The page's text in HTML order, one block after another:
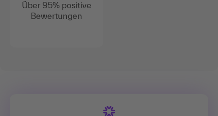
Über 95% positive
Bewertungen